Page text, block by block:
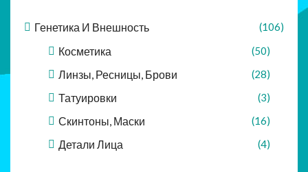
Генетика И Внешность (106)
Косметика (50)
Линзы, Ресницы, Брови (28)
Татуировки (3)
Скинтоны, Маски (16)
Детали Лица (4)